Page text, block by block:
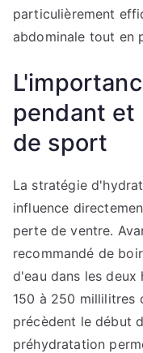
particulièrement
abdominale tout en
pendant et
de sport
La stratégie
influence
perte de ventre.
recommandé de
d'eau dans les
150 à 250 millilitres
précèdent le début
préhydratation